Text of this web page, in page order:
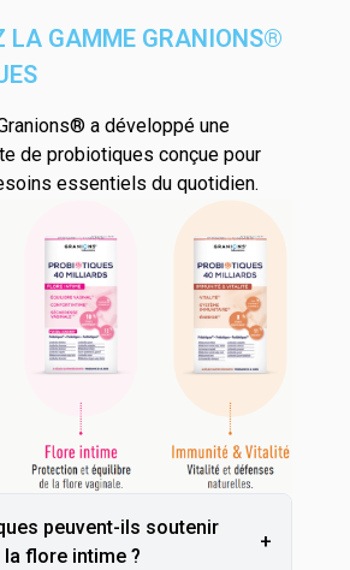
LA GAMME GRANIONS®
a développé une
de probiotiques conçue pour
essentiels du quotidien.
peuvent-ils soutenir
la flore intime ?
+